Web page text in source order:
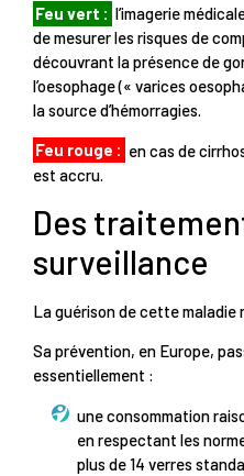
Feu vert : l’imagerie
de mesurer les risques de
découvrant la présence de
l’oesophage (« varices
la source d’hémorragies.
Feu rouge : en cas de
est accru.
Des
surveillance
La guérison de cette maladie
Sa prévention, en Europe,
essentiellement :
une consommation
en respectant les
plus de 14 verres